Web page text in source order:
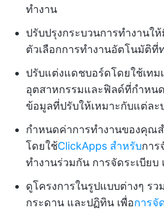
ทำงาน
ปรับปรุงกระบวนการทำงานใ
ตัวเลือกการทำงานอัตโนมัติที่
ปรับแต่งแดชบอร์ดโดยใช้เทม
อุตสาหกรรมและฟิลด์ที่กำหนด
ข้อมูลที่ปรับให้เหมาะกับแต่ละ
กำหนดค่าการทำงานของคุณ
โดยใช้ClickApps สำหรับการ
ทำงานร่วมกัน การจัดระเบียบ
ดูโครงการในรูปแบบต่างๆ รว
กระดาน และปฏิทิน เพื่อการจั